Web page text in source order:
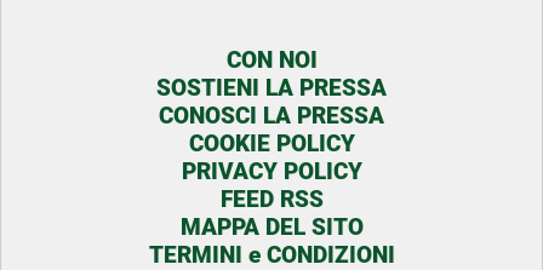
CON NOI
SOSTIENI LA PRESSA
CONOSCI LA PRESSA
COOKIE POLICY
PRIVACY POLICY
FEED RSS
MAPPA DEL SITO
TERMINI e CONDIZIONI